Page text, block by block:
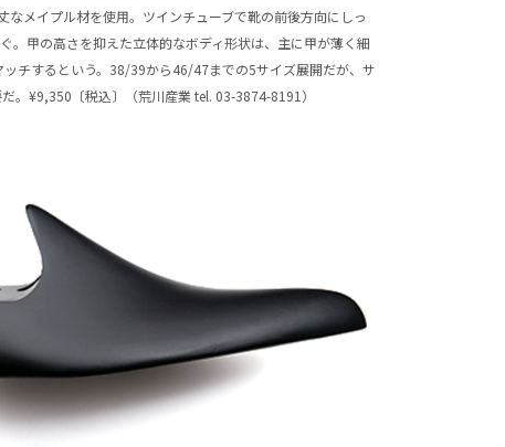
なメイプル材を使用。ツインチューブで靴の前後方向にしっ
。甲の高さを抑えた立体的なボディ形状は、主に甲が薄く細
チするという。38/39から46/47までの5サイズ展開だが、サ
。¥9,350〔税込〕（荒川産業 tel. 03-3874-8191）